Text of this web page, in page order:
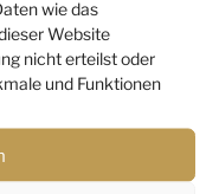
wie das
Website
nicht erteilst oder
und Funktionen
werden.
möglich.